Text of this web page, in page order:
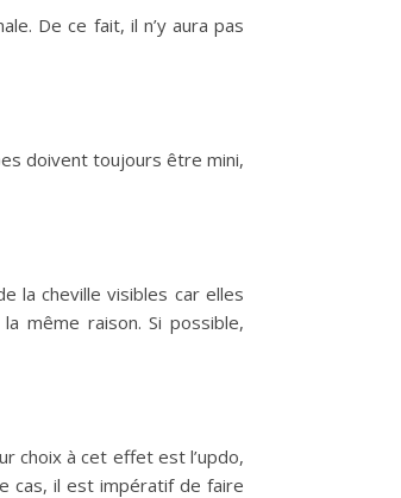
De ce fait, il n’y aura pas
doivent toujours être mini,
la cheville visibles car elles
même raison. Si possible,
choix à cet effet est l’updo,
cas, il est impératif de faire